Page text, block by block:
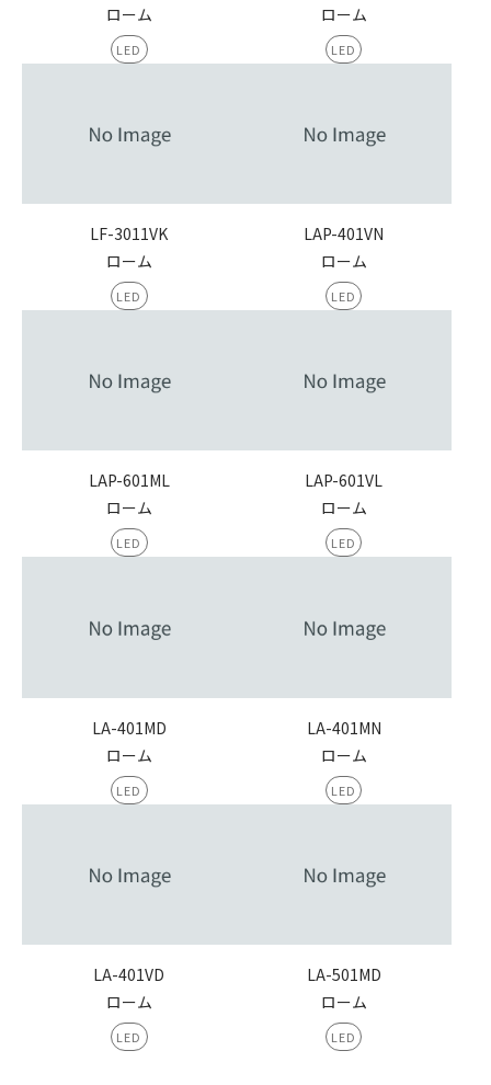
ローム
LED
ローム
LED
LF-3011VK
ローム
LED
LAP-401VN
ローム
LED
LAP-601ML
ローム
LED
LAP-601VL
ローム
LED
LA-401MD
ローム
LED
LA-401MN
ローム
LED
LA-401VD
ローム
LED
LA-501MD
ローム
LED